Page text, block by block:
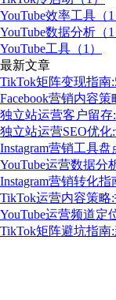
YouTube效率工具（1
YouTube数据分析（1
YouTube工具（1）
最新文章
TikTok矩阵变现指
Facebook营销内容
独立站运营客户留
独立站运营SEO优
Instagram营销工具
YouTube运营数据分
Instagram营销转化
TikTok运营内容策略
YouTube运营频道定
TikTok矩阵避坑指